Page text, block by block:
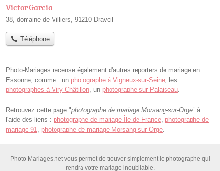
Victor Garcia
38, domaine de Villiers, 91210 Draveil
Téléphone
Photo-Mariages recense également d'autres reporters de mariage en
Essonne, comme : un photographe à Vigneux-sur-Seine, les
photographes à Viry-Châtillon, un photographe sur Palaiseau.
Retrouvez cette page "photographe de mariage Morsang-sur-Orge" à
l'aide des liens : photographe de mariage Île-de-France, photographe de
mariage 91, photographe de mariage Morsang-sur-Orge.
Photo-Mariages.net vous permet de trouver simplement le photographe qui
rendra votre mariage inoubliable.